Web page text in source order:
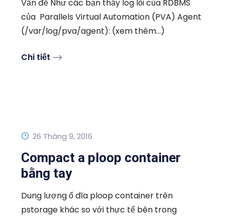
Vấn đề Như các bạn thấy log lỗi của RDBMS
của Parallels Virtual Automation (PVA) Agent
(/var/log/pva/agent): (xem thêm…)
Chi tiết
26 Tháng 9, 2016
Compact a ploop container
bằng tay
Dung lượng ổ đĩa ploop container trên
pstorage khác so với thực tế bên trong